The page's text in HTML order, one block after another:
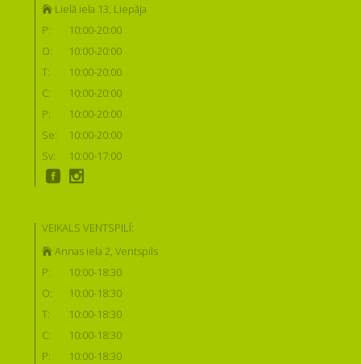
Lielā iela 13, Liepāja
P:
10:00-20:00
O:
10:00-20:00
T:
10:00-20:00
C:
10:00-20:00
P:
10:00-20:00
Se:
10:00-20:00
Sv:
10:00-17:00
VEIKALS VENTSPILĪ:
Annas iela 2, Ventspils
P:
10:00-18:30
O:
10:00-18:30
T:
10:00-18:30
C:
10:00-18:30
P:
10:00-18:30